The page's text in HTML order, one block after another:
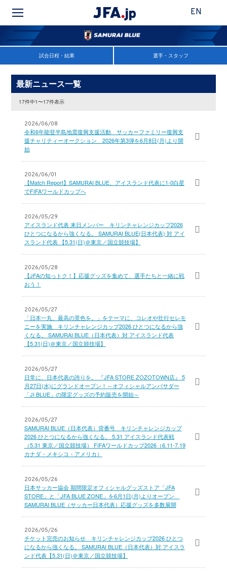
EN
試合日程・結果 選手・スタッフ
最新ニュース一覧
17件中1〜17件表示
2026/06/08
令和6年能登半島地震復興支援活動 サッカーファミリー復興支
援チャリティーオークション 2026年第3弾を6月8日(月)より開
始
2026/06/01
【Match Report】SAMURAI BLUE、アイスランド代表に1-0白星
でFIFAワールドカップへ
2026/05/29
アイスランド代表 来日メンバー キリンチャレンジカップ2026
ひとつになるから強くなる。 SAMURAI BLUE(日本代表) 対 アイ
スランド代表 【5.31(日)＠東京／国立競技場】
2026/05/28
【JFAの知っトク！】応援グッズを集めて、選手たちと一緒に戦
おう！
2026/05/27
「日本一丸、最高の景色を。」をテーマに、コレオや壮行セレモ
ニーを実施 キリンチャレンジカップ2026 ひとつになるから強
くなる。 SAMURAI BLUE（日本代表）対 アイスランド代表
【5.31(日)＠東京／国立競技場】
2026/05/27
日常に、日本代表の誇りを。 『JFA STORE ZOZOTOWN店』 5
月27日(水)にグランドオープン！～オフィシャルアンバサダー
「JI BLUE」の限定グッズの予約販売を開始～
2026/05/27
SAMURAI BLUE（日本代表）背番号 キリンチャレンジカップ
2026 ひとつになるから強くなる。 5.31 アイスランド代表戦
（5.31 東京／国立競技場） FIFAワールドカップ2026（6.11-7.19
カナダ・メキシコ・アメリカ）
2026/05/26
日本サッカー協会 期間限定オフィシャルグッズストア「JFA
STORE」と「JFA BLUE ZONE」を6月1日(月)よりオープン
SAMURAI BLUE（サッカー日本代表）応援グッズを多数展開
2026/05/26
チケット完売のお知らせ キリンチャレンジカップ2026 ひとつ
になるから強くなる。 SAMURAI BLUE（日本代表）対 アイスラ
ンド代表【5.31(日)＠東京／国立競技場】